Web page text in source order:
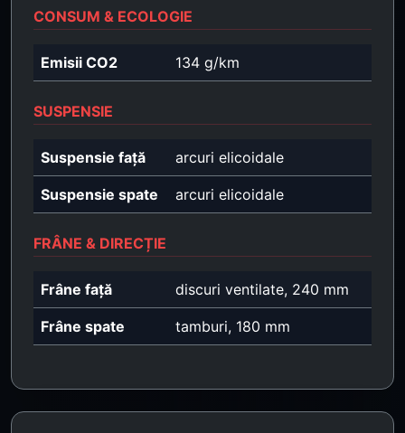
CONSUM & ECOLOGIE
Emisii CO2 134 g/km
SUSPENSIE
Suspensie față arcuri elicoidale
Suspensie spate arcuri elicoidale
FRÂNE & DIRECȚIE
Frâne față discuri ventilate, 240 mm
Frâne spate tamburi, 180 mm